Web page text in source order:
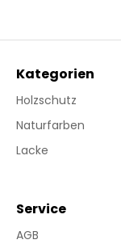
Kategorien
Holzschutz
Naturfarben
Lacke
Service
AGB